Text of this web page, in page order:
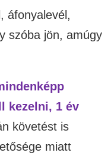
áfonyalevél,
szóba jön, amúgy
kezelni, 1 év
követést is
miatt